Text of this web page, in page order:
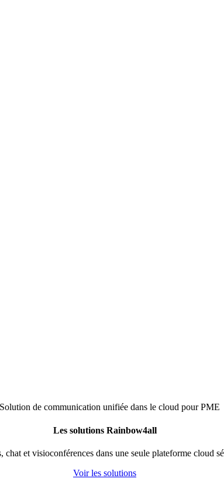
Les solutions Rainbow4all
et visioconférences dans une seule plateforme cloud
Voir les solutions